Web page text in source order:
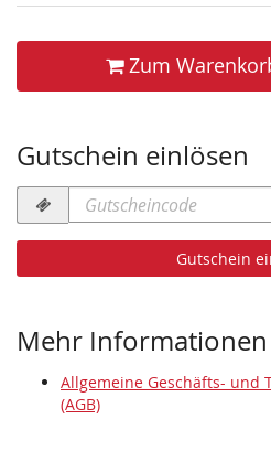
Zum
Gutschein einlösen
Gutscheincode
erforderlich
Gutschein
Mehr Informationen
Allgemeine Geschäfts- und
(AGB)